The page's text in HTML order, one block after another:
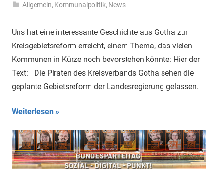
Allgemein, Kommunalpolitik, News
Uns hat eine interessante Geschichte aus Gotha zur
Kreisgebietsreform erreicht, einem Thema, das vielen
Kommunen in Kürze noch bevorstehen könnte: Hier der
Text: Die Piraten des Kreisverbands Gotha sehen die
geplante Gebietsreform der Landesregierung gelassen.
Weiterlesen